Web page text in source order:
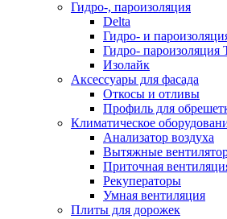
Гидро-, пароизоляция
Delta
Гидро- и
Гидро- пароизоляция
Изолайк
Аксессуары для фасада
Откосы и отливы
Профиль для
Климатическое
Анализатор воздуха
Вытяжные
Приточная
Рекуператоры
Умная вентиляция
Плиты для дорожек